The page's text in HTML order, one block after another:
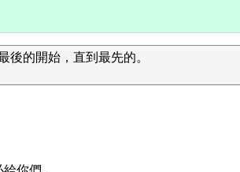
後的開始，直到最先的。